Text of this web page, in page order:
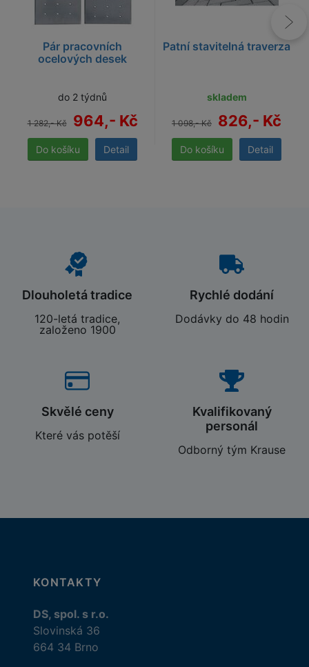
Pár pracovních
ocelových desek
do 2 týdnů
1 282,- Kč 964,- Kč
Detail
Patní stavitelná traverza
skladem
1 098,- Kč 826,- Kč
Detail
Dlouholetá tradice
120-letá tradice,
založeno 1900
Rychlé dodání
Dodávky do 48 hodin
Skvělé ceny
Které vás potěší
Kvalifikovaný
personál
Odborný tým Krause
KONTAKTY
DS, spol. s r.o.
Slovinská 36
664 34 Brno